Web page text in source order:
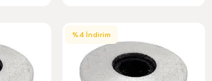
%4 İndirim